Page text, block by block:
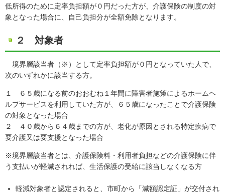
低所得のために定率負担額が０円だった方が、介護保険の制度の対
象となった場合に、自己負担分が全額免除となります。
２ 対象者
境界層該当者（※）として定率負担額が０円となっていた人で、
次のいずれかに該当する方。
１ ６５歳になる前のおおむね１年間に障害者施策によるホームヘ
ルプサービスを利用していた方が、６５歳になったことで介護保険
の対象となった場合
２ ４０歳から６４歳までの方が、老化が原因とされる特定疾病で
要介護又は要支援となった場合
※境界層該当者とは、介護保険料・利用者負担などの介護保険に伴
う支払いが軽減されれば、生活保護の受給に該当しなくなる方
軽減対象者と認定されると、市町から「減額認定証」が交付され